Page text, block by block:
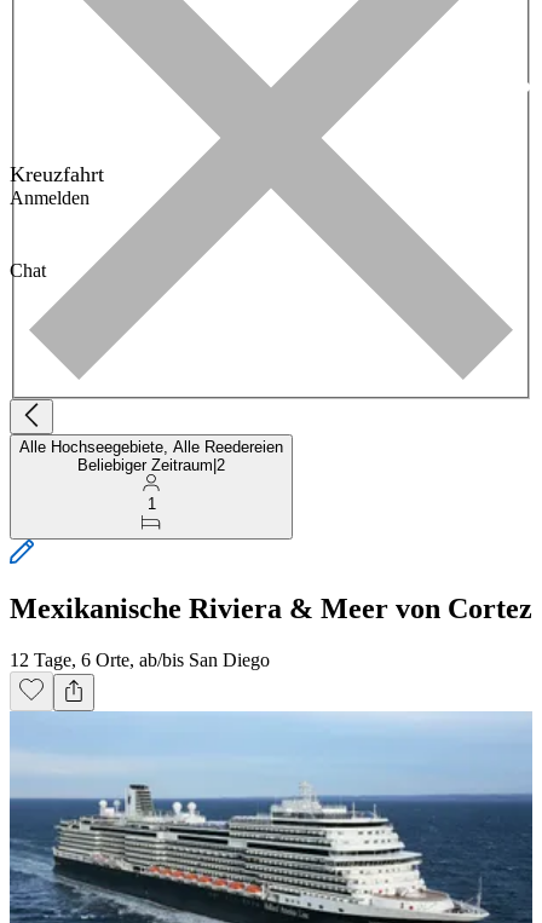
Kreuzfahrt
Anmelden
Chat
Alle Hochseegebiete, Alle Reedereien
Beliebiger Zeitraum 2
1
Mexikanische Riviera & Meer von Cortez
12 Tage, 6 Orte, ab/bis San Diego